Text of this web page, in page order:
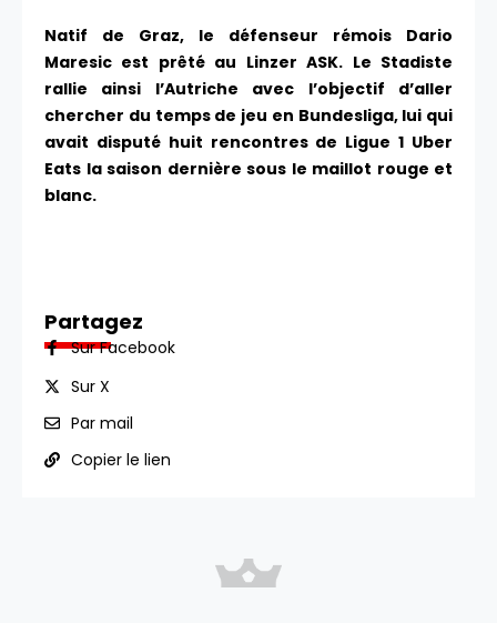
Natif de Graz, le défenseur rémois Dario
Maresic est prêté au Linzer ASK. Le Stadiste
rallie ainsi l’Autriche avec l’objectif d’aller
chercher du temps de jeu en Bundesliga, lui qui
avait disputé huit rencontres de Ligue 1 Uber
Eats la saison dernière sous le maillot rouge et
blanc.
Partagez
Sur Facebook
Sur X
Par mail
Copier le lien